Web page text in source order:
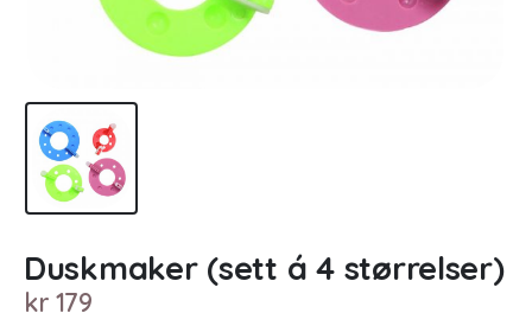
Duskmaker (sett á 4 størrelser)
kr 179